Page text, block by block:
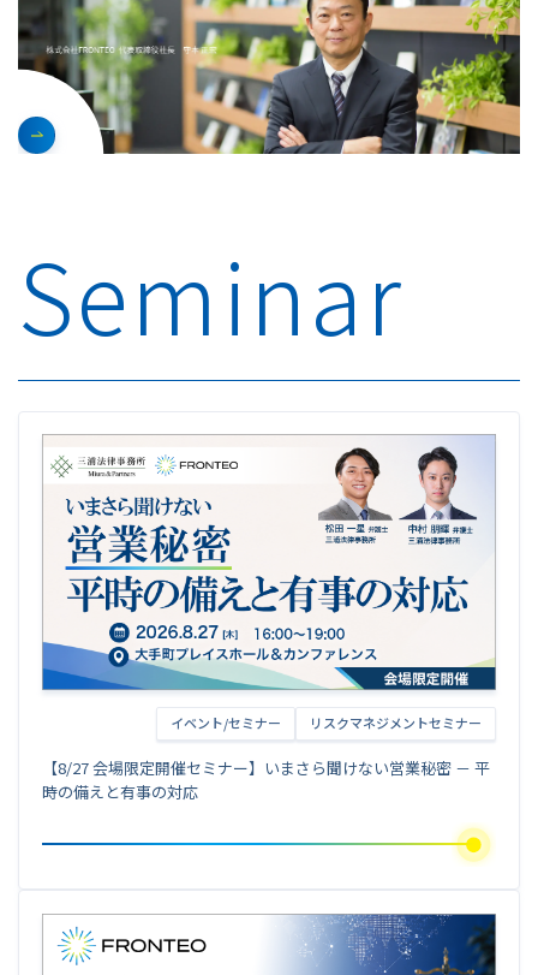
Seminar
イベント/セミナー リスクマネジメントセミナー
【8/27 会場限定開催セミナー】いまさら聞けない営業秘密 － 平
時の備えと有事の対応